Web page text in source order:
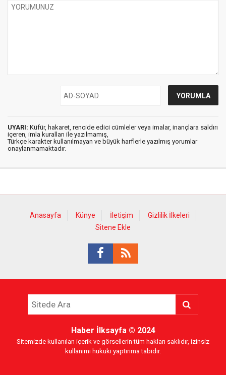
UYARI: Küfür, hakaret, rencide edici cümleler veya imalar, inançlara saldırı
içeren, imla kuralları ile yazılmamış,
Türkçe karakter kullanılmayan ve büyük harflerle yazılmış yorumlar
onaylanmamaktadır.
Anasayfa Künye İletişim
Gizlilik İlkeleri
Sitene Ekle
Haber İlksayfa© 2024
Sitemizde kullanılan içerik ve görsellerin tüm hakları saklıdır, izinsiz
kullanımı hukuki yaptırıma tabidir.